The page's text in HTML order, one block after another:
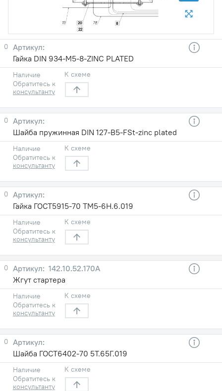
8
20
22
0
Гайка DIN 934-M5-8-ZINC PLATED
Наличие
Обратитесь к
консультанту
К схеме
0
Шайба пружинная DIN 127-B5-FSt-zinc plated
Наличие
Обратитесь к
консультанту
К схеме
0
Гайка ГОСТ5915-70 TM5-6H.6.019
Наличие
Обратитесь к
консультанту
К схеме
0
142.10.52.170А
Жгут стартера
Наличие
Обратитесь к
консультанту
К схеме
0
Шайба ГОСТ6402-70 5Т.65Г.019
Наличие
Обратитесь к
консультанту
К схеме